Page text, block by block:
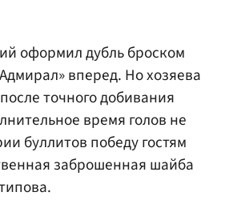
оформил дубль броском
вперед. Но хозяева
точного добивания
время голов не
буллитов победу гостям
заброшенная шайба